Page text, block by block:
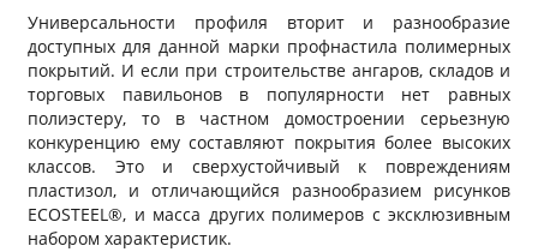
Универсальности профиля вторит и разнообразие
доступных для данной марки профнастила полимерных
покрытий. И если при строительстве ангаров, складов и
торговых павильонов в популярности нет равных
полиэстеру, то в частном домостроении серьезную
конкуренцию ему составляют покрытия более высоких
классов. Это и сверхустойчивый к повреждениям
пластизол, и отличающийся разнообразием рисунков
ECOSTEEL®, и масса других полимеров с эксклюзивным
набором характеристик.